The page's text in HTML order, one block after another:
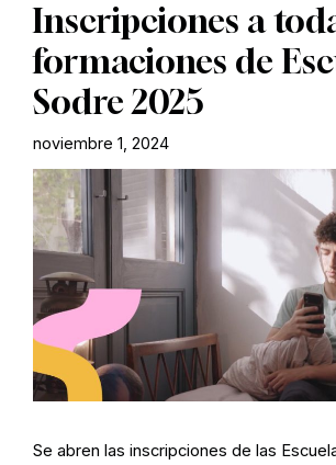
Inscripciones a
formaciones de
Sodre 2025
noviembre 1, 2024
Se abren las inscripciones de las